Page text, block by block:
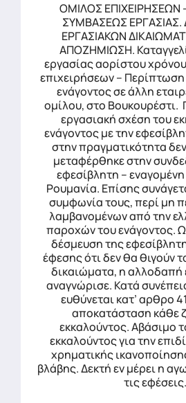
ΟΜΙΛΟΣ ΕΠΙΧΕΙΡΗΣΕΩΝ
ΣΥΜΒΑΣΕΩΣ ΕΡΓΑΣΙΑΣ.
ΕΡΓΑΣΙΑΚΩΝ
ΑΠΟΖΗΜΙΩΣΗ.
εργασίας αορίστου
επιχειρήσεων –
ενάγοντος σε άλλη
ομίλου, στο Βουκουρέστι.
εργασιακή σχέση του
ενάγοντος με την
στην πραγματικότητα
μεταφέρθηκε στην
εφεσίβλητη – εναγομένη
Ρουμανία. Επίσης
συμφωνία τους, περί μη
λαμβανομένων από την
παροχών του ενάγοντος.
δέσμευση της
έφεσης ότι δεν θα θιγούν
δικαιώματα, η αλλοδαπή
αναγνώρισε. Κατά
ευθύνεται κατ’ αρθρο
αποκατάσταση κάθε
εκκαλούντος. Αβάσιμο
εκκαλούντος για την
χρηματικής
βλάβης. Δεκτή εν μέρει η
τις εφέσεις.